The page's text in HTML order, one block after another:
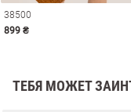
38500
899 ₴
ТЕБЯ МОЖЕТ